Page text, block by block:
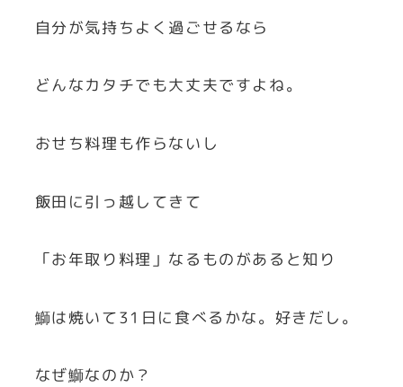
自分が気持ちよく過ごせるなら
どんなカタチでも大丈夫ですよね。
おせち料理も作らないし
飯田に引っ越してきて
「お年取り料理」なるものがあると知り
鰤は焼いて31日に食べるかな。好きだし。
なぜ鰤なのか？